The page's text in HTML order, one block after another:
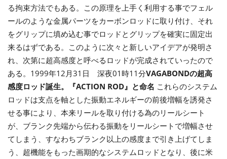
る拘束方法でもある。この原理を上手く利用する事でフェル
ールのような金属パーツをカーボンロッドに取り付け、それ
をグリップに填め込む事でロッドとグリップを確実に固定出
来るはずである。このように次々と新しいアイデアが発明さ
れ、次第に超高感度と呼べるロッドが完成されていったので
ある。1999年12月31日 深夜01時11分VAGABONDの超高
感度ロッド誕生。『ACTION ROD』と命名 これらのシステム
ロッドは支点を軸とした振動エネルギーの前後増幅を誘発さ
せる事により、本来リールを取り付ける為のリールシート
が、ブランク先端から伝わる振動をリールシートで増幅させ
てしまう、すなわちブランク以上の感度まで引き上げてしま
う、超機能をもった画期的なシステムロッドとなり、後に米